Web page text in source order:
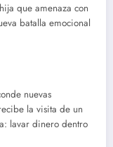
que amenaza con
batalla emocional
nuevas
la visita de un
lavar dinero dentro